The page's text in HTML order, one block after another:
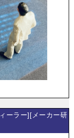
ーラー][メーカー研